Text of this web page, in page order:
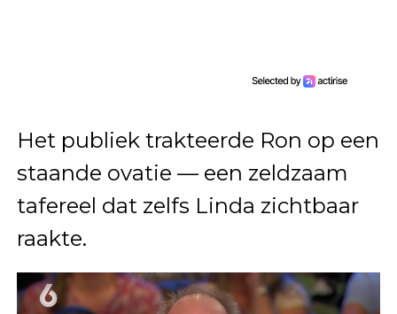
Het publiek trakteerde Ron op een
staande ovatie — een zeldzaam
tafereel dat zelfs Linda zichtbaar
raakte.